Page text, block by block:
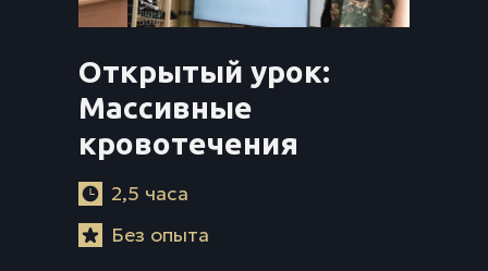
Без опыта
2,5 часа
Открытый урок:
Массивные
кровотечения